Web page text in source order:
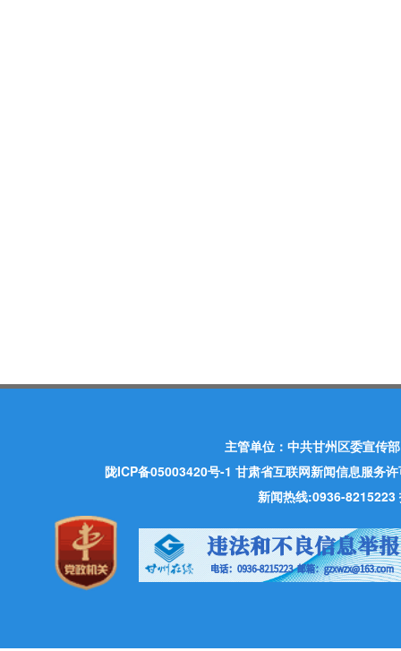
主管单位：中共甘州区委宣传
陇ICP备05003420号-1 甘肃省互联网新闻信息服务
新闻热线:0936-8215223